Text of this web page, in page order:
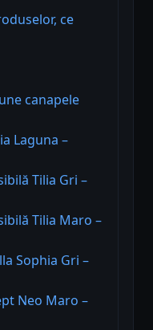
ce
canapele
Laguna –
Tilia Gri –
Tilia Maro –
Sophia Gri –
Neo Maro –